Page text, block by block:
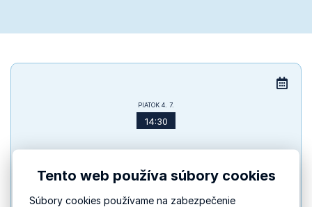
PIATOK 4. 7.
14:30
Tento web používa súbory cookies
Súbory cookies používame na zabezpečenie